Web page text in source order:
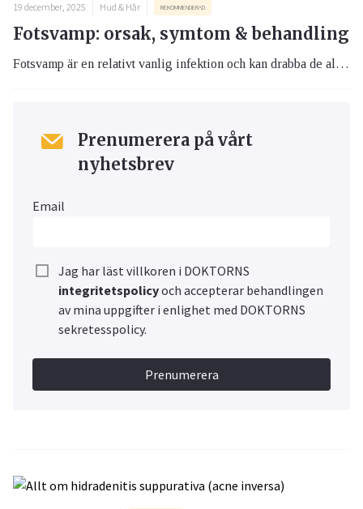
19 december, 2025 Hud & Hår REKOMMENDERAD
Fotsvamp: orsak, symtom & behandling
Fotsvamp är en relativt vanlig infektion och kan drabba de allra flesta. Du kan enkelt själv behandla och bli av med din fotsvamp, men det är viktigt att du börjar behandlingen i tid för att undvika att besvären förvärras.
Prenumerera på vårt
nyhetsbrev
Email
Jag har läst villkoren i DOKTORNS
integritetspolicyoch accepterar behandlingen
av mina uppgifter i enlighet med DOKTORNS
sekretesspolicy.
Prenumerera